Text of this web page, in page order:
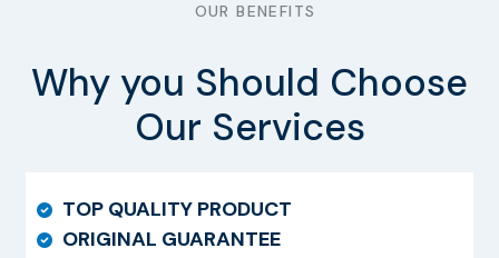
OUR BENEFITS
Why you Should Choose
Our Services
TOP QUALITY PRODUCT
ORIGINAL GUARANTEE